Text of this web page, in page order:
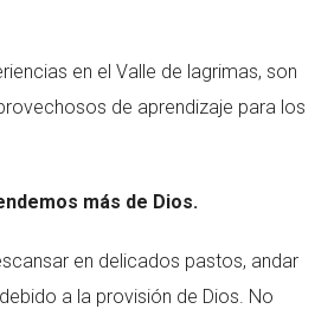
en el Valle de lagrimas, son
de aprendizaje para los
más de Dios.
en delicados pastos, andar
a la provisión de Dios. No